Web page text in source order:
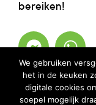
bereiken!
We gebruiken
het in de keuken
digitale cookies
soepel mogelijk